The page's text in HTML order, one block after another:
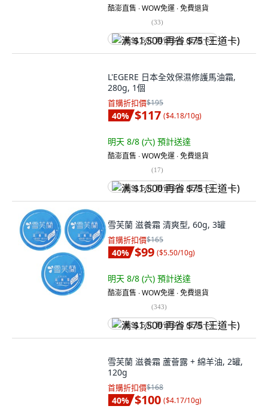
酷澎直售 ∙ WOW免運 ∙ 免費退貨
(33)
满 $1,500 再省 $75 (王道卡)
L'EGERE 日本全效保濕修護馬油霜,
280g, 1個
首購折扣價$195
40% $117 ($4.18/10g)
明天 8/8 (六) 預計送達
酷澎直售 ∙ WOW免運 ∙ 免費退貨
(17)
满 $1,500 再省 $75 (王道卡)
雪芙蘭 滋養霜 清爽型, 60g, 3罐
首購折扣價$165
40% $99 ($5.50/10g)
明天 8/8 (六) 預計送達
酷澎直售 ∙ WOW免運 ∙ 免費退貨
(343)
满 $1,500 再省 $75 (王道卡)
雪芙蘭 滋養霜 蘆薈露 + 綿羊油, 2罐,
120g
首購折扣價$168
40% $100 ($4.17/10g)